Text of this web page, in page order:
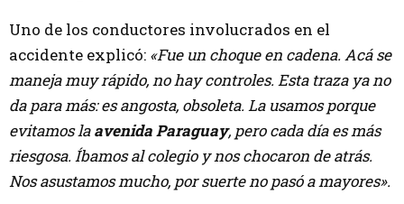
Uno de los conductores involucrados en el
accidente explicó: «Fue un choque en cadena. Acá se
maneja muy rápido, no hay controles. Esta traza ya no
da para más: es angosta, obsoleta. La usamos porque
evitamos laavenida Paraguay, pero cada día es más
riesgosa. Íbamos al colegio y nos chocaron de atrás.
Nos asustamos mucho, por suerte no pasó a mayores».